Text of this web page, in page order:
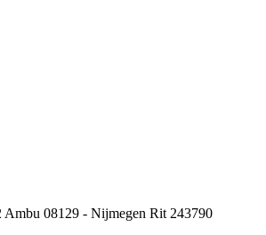
08129 - Nijmegen Rit 243790